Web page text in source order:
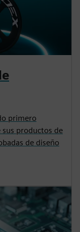
primero
productos de
de diseño